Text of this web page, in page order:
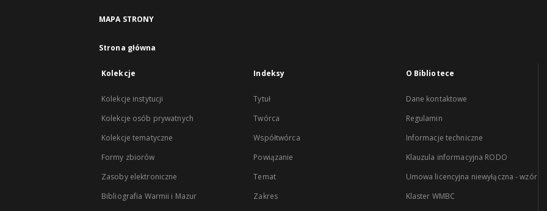
MAPA STRONY
Strona główna
Kolekcje
Kolekcje instytucji
Kolekcje osób prywatnych
Kolekcje tematyczne
Formy zbiorów
Zasoby elektroniczne
Bibliografia Warmii i Mazur
Indeksy
Tytuł
Twórca
Współtwórca
Powiązanie
Temat
Zakres
O Bibliotece
Dane kontaktowe
Regulamin
Informacje techniczne
Klauzula informacyjna RODO
Umowa licencyjna niewyłączna - wzór
Klaster WMBC